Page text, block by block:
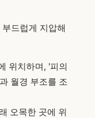
드럽게 지압해
위치하며, '피의
월경 부조를 조
오목한 곳에 위